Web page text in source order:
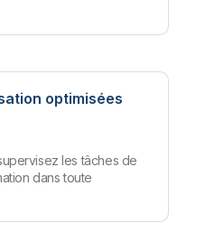
optimisées
les tâches de
dans toute